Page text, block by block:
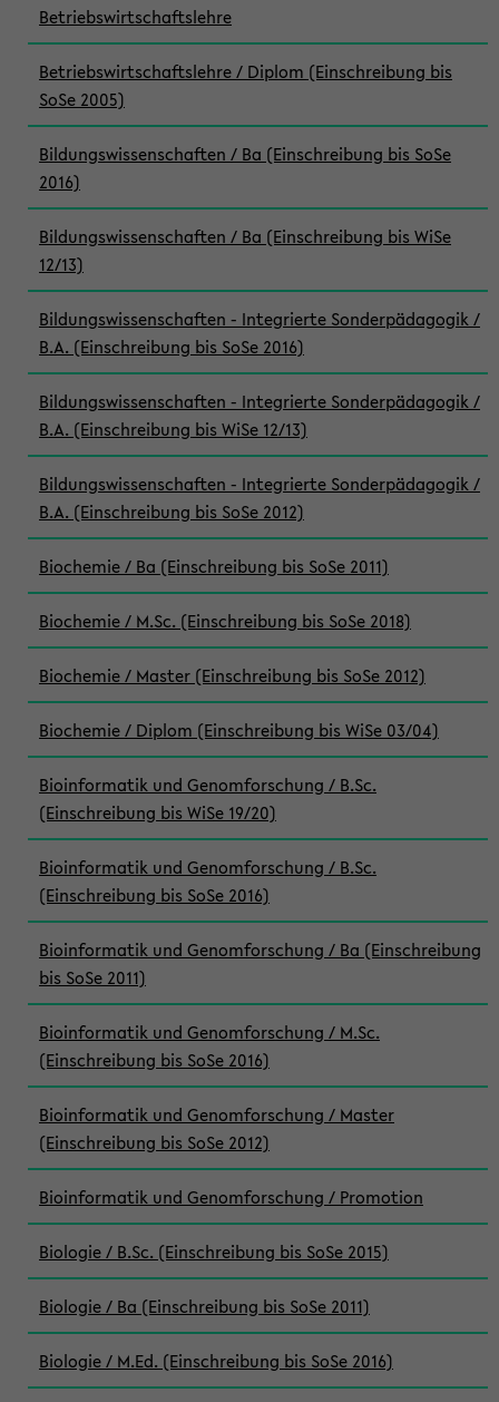
Betriebswirtschaftslehre
Betriebswirtschaftslehre / Diplom (Einschreibung bis
SoSe 2005)
Bildungswissenschaften / Ba (Einschreibung bis SoSe
2016)
Bildungswissenschaften / Ba (Einschreibung bis WiSe
12/13)
Bildungswissenschaften - Integrierte Sonderpädagogik /
B.A. (Einschreibung bis SoSe 2016)
Bildungswissenschaften - Integrierte Sonderpädagogik /
B.A. (Einschreibung bis WiSe 12/13)
Bildungswissenschaften - Integrierte Sonderpädagogik /
B.A. (Einschreibung bis SoSe 2012)
Biochemie / Ba (Einschreibung bis SoSe 2011)
Biochemie / M.Sc. (Einschreibung bis SoSe 2018)
Biochemie / Master (Einschreibung bis SoSe 2012)
Biochemie / Diplom (Einschreibung bis WiSe 03/04)
Bioinformatik und Genomforschung / B.Sc.
(Einschreibung bis WiSe 19/20)
Bioinformatik und Genomforschung / B.Sc.
(Einschreibung bis SoSe 2016)
Bioinformatik und Genomforschung / Ba (Einschreibung
bis SoSe 2011)
Bioinformatik und Genomforschung / M.Sc.
(Einschreibung bis SoSe 2016)
Bioinformatik und Genomforschung / Master
(Einschreibung bis SoSe 2012)
Bioinformatik und Genomforschung / Promotion
Biologie / B.Sc. (Einschreibung bis SoSe 2015)
Biologie / Ba (Einschreibung bis SoSe 2011)
Biologie / M.Ed. (Einschreibung bis SoSe 2016)